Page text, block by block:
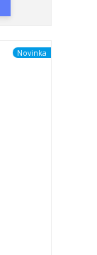
Novinka